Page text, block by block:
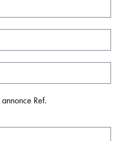
Ref.